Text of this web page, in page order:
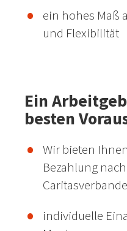
ein hohes Maß
und Flexibilität
Ein
besten
Wir bieten
Bezahlung nach
individuelle